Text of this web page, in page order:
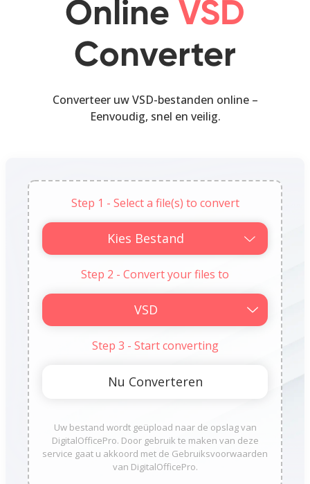
Online VSD
Converter
Converteer uw VSD-bestanden online –
Eenvoudig, snel en veilig.
Step 1 - Select a file(s) to convert
Kies Bestand
Step 2 - Convert your files to
Step 3 - Start converting
Uw bestand wordt geüpload naar de opslag van
DigitalOfficePro. Door gebruik te maken van deze
service gaat u akkoord met de Gebruiksvoorwaarden
van DigitalOfficePro.